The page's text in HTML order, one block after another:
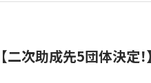
【二次助成先5団体決定